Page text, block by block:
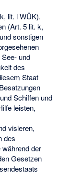
lit. l WÜK).
(Art. 5 lit. k,
sonstigen
und
des
Staat
Schiffen und
leisten,
visieren,
des
der
Gesetzen